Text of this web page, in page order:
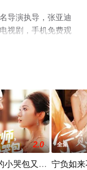
导演执导，张亚迪
视剧，手机免费观
堂电影网，更多相
2.0
小哭包又哭了
全集
宁负如